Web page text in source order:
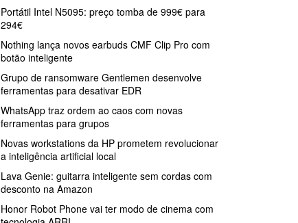
Portátil Intel N5095: preço tomba de 999€ para
294€
Nothing lança novos earbuds CMF Clip Pro com
botão inteligente
Grupo de ransomware Gentlemen desenvolve
ferramentas para desativar EDR
WhatsApp traz ordem ao caos com novas
ferramentas para grupos
Novas workstations da HP prometem revolucionar
a inteligência artificial local
Lava Genie: guitarra inteligente sem cordas com
desconto na Amazon
Honor Robot Phone vai ter modo de cinema com